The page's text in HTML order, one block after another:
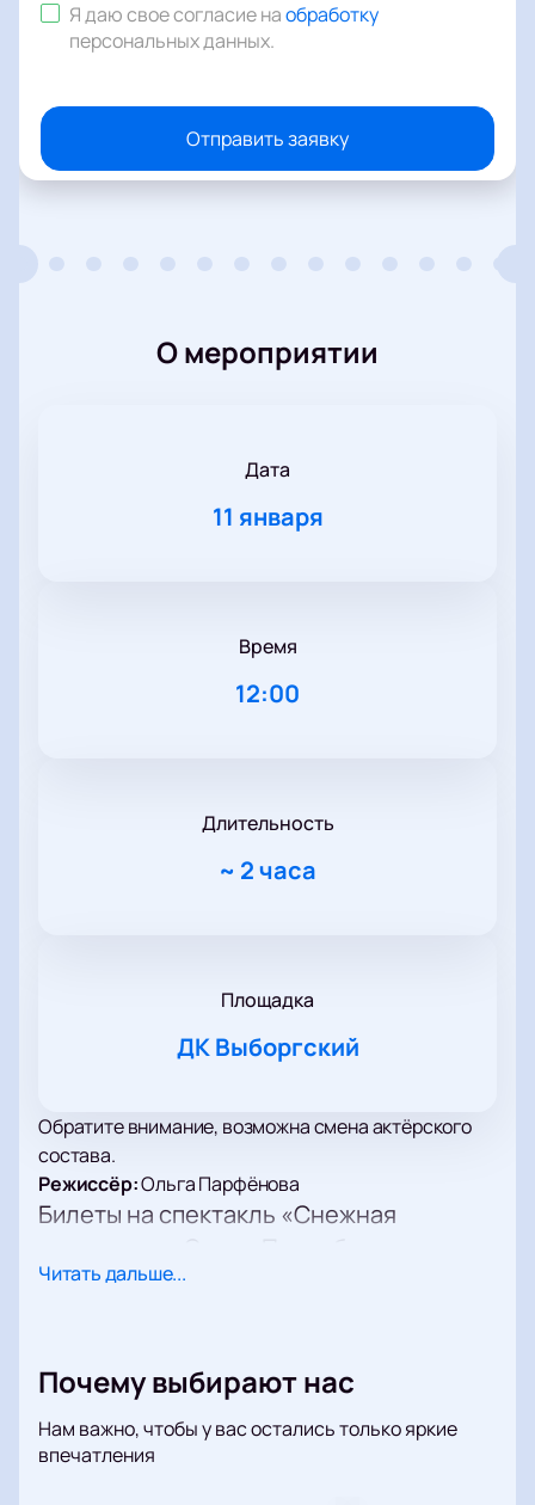
Я даю свое согласие наобработку
персональных данных.
Отправить заявку
О мероприятии
Дата
11 января
Время
12:00
Длительность
~ 2 часа
Площадка
ДК Выборгский
Обратите внимание, возможна смена актёрского
состава.
Режиссёр:Ольга Парфёнова
Билеты на спектакль «Снежная
В театральном сезоне пройдет постановка по
адресу: Санкт-Петербург, ул. Комиссара Смирнова,
д. 15. Расписание, продолжительность и время
начала указаны на нашем сайте.
Сюжет
Читать дальше...
Почему выбирают нас
Нам важно, чтобы у вас остались только яркие
впечатления